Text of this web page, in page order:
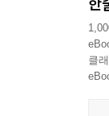
세
80
없
클